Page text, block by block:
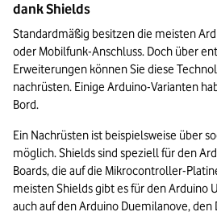
dank Shields
Standardmäßig besitzen die meisten
oder Mobilfunk-Anschluss. Doch über
Erweiterungen können Sie diese
nachrüsten. Einige Arduino-Varianten
Bord.
Ein Nachrüsten ist beispielsweise über
möglich. Shields sind speziell für den
Boards, die auf die Mikrocontroller-
meisten Shields gibt es für den Arduino
auch auf den Arduino Duemilanove,